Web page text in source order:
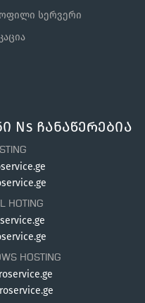
სერვერი
Ns Ჩანაწერებია
HOTING
HOSTING